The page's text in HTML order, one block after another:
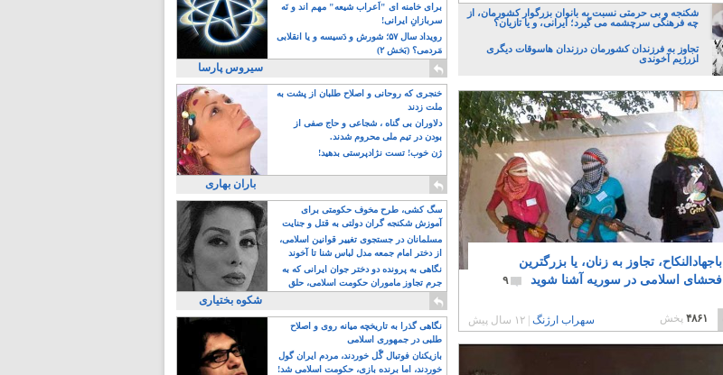
شکنجه و بی حرمتی نسبت به بانوان بزرگوار کشورمان، از
چه فرهنگی سرچشمه می گیرد؛ ایرانی، و یا تازیان؟
تجاوز به فرزندان کشورمان درزندان هاسوقات دیگری
ا‍زرژیم آخوندی
باجهادالنکاح، تجاوز به زنان، یا بزرگترین
فحشای اسلامی در سوریه آشنا شوید
۹
۴۸۶۱پخش سهراب ارژنگ ۱۲ سال پیش
برای خامنه ای "اَعراب شیعه" مهم اند و نَه
سربازانِ ایرانی!
رویداد سال ۵۷؛ شورش و دَسیسه و یا انقلابی
مَردمی؟ (بَخش ۲)
سیروس پارسا
خنجری که روحانی و اصلاح طلبان از پشت به
ملت زدند
دلاوران بی گناه ، شجاعی و حاج صفی از
بودن در تیم ملی محروم شدند.
ژن خوب! تست نژادپرستی بدهید!
باران بهاری
سگ کشی، طرح مخوف حکومتی برای
آموزش شکنجه گران دولتی به قتل و جنایت
بیشتر
مسلمانان در جستجوی تغییر قوانین اسلامی،
از دختر امام جمعه مدل لباس شنا تا آخوند
مسلمان همجنسگرا!
نگاهی به پرونده دو دختر جوان ایرانی که به
جرم تجاوز ماموران حکومت اسلامی، حلق
آویز شدند!
شکوه بختیاری
نگاهی گذرا به تاریخچه میانه روی و اصلاح
طلبی در جمهوری اسلامی
بازیکنان فوتبال گًل خوردند، مردم ایران گول
خوردند، اما برنده بازی، حکومت اسلامی شد!